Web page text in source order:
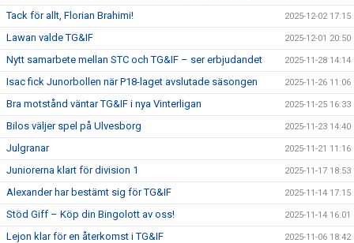
Tack för allt, Florian Brahimi! 2025-12-02 17:15
Lawan valde TG&IF 2025-12-01 20:50
Nytt samarbete mellan STC och TG&IF – ser erbjudandet 2025-11-28 14:14
Isac fick Junorbollen när P18-laget avslutade säsongen 2025-11-26 11:06
Bra motstånd väntar TG&IF i nya Vinterligan 2025-11-25 16:33
Bilos väljer spel på Ulvesborg 2025-11-23 14:40
Julgranar 2025-11-21 11:16
Juniorerna klart för division 1 2025-11-17 18:53
Alexander har bestämt sig för TG&IF 2025-11-14 17:15
Stöd Giff – Köp din Bingolott av oss! 2025-11-14 16:01
Lejon klar för en återkomst i TG&IF 2025-11-06 18:42